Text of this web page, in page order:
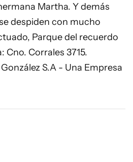
Martha. Y demás
despiden con mucho
Parque del recuerdo
Cno. Corrales 3715.
S.A - Una Empresa